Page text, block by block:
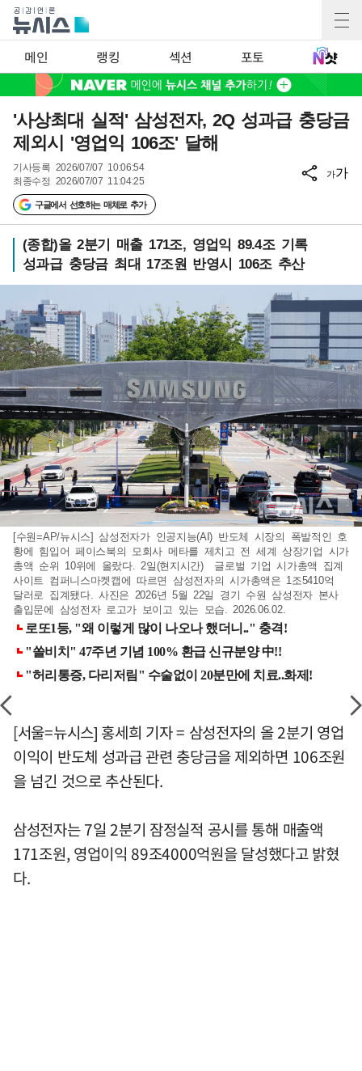
메인 랭킹 섹션 포토
'사상최대 실적' 삼성전자, 2Q 성과급 충당금
제외시 '영업익 106조' 달해
기사등록 2026/07/07 10:06:54
최종수정 2026/07/07 11:04:25
구글에서 선호하는 매체로 추가
가가
(종합)올 2분기 매출 171조, 영업익 89.4조 기록
성과급 충당금 최대 17조원 반영시 106조 추산
[수원=AP/뉴시스] 삼성전자가 인공지능(AI) 반도체 시장의 폭발적인 호
황에 힘입어 페이스북의 모회사 메타를 제치고 전 세계 상장기업 시가
총액 순위 10위에 올랐다. 2일(현지시간) 글로벌 기업 시가총액 집계
사이트 컴퍼니스마켓캡에 따르면 삼성전자의 시가총액은 1조5410억
달러로 집계됐다. 사진은 2026년 5월 22일 경기 수원 삼성전자 본사
출입문에 삼성전자 로고가 보이고 있는 모습. 2026.06.02.
[서울=뉴시스] 홍세희 기자 = 삼성전자의 올 2분기 영업
이익이 반도체 성과급 관련 충당금을 제외하면 106조원
을 넘긴 것으로 추산된다.
삼성전자는 7일 2분기 잠정실적 공시를 통해 매출액
171조원, 영업이익 89조4000억원을 달성했다고 밝혔
다.